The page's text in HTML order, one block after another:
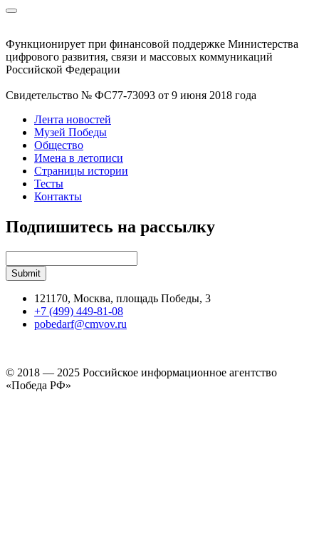
Функционирует при финансовой поддержке Министерства
цифрового развития, связи и массовых коммуникаций
Российской Федерации
Свидетельство № ФС77-73093 от 9 июня 2018 года
Лента новостей
Музей Победы
Общество
Имена в летописи
Страницы истории
Тесты
Контакты
Подпишитесь на рассылку
121170, Москва, площадь Победы, 3
+7 (499) 449-81-08
pobedarf@cmvov.ru
© 2018 — 2025 Российское информационное агентство
«Победа РФ»